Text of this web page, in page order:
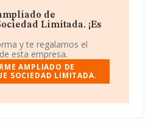
Limitada. Su
de hortalizas, raíces y
La sociedad no tiene
cuanto al número de
al 2023 y atendiendo a los
el número de
de
Limitada. ¡Es
y te regalamos el
esta empresa.
AMPLIADO DE
SOCIEDAD LIMITADA.